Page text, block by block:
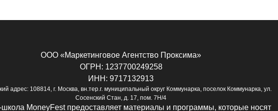
ООО «Маркетинговое Агентство Проксима»
ОГРН: 1237700249258
ИНН: 9717132913
адрес: 108814, г. Москва, вн.тер.г. муниципальный округ Коммунарка, поселок Коммунарка, ул.
Сосенский Стан, д. 17, пом. 7Н/4
MoneyFest предоставляет материалы и программы, которые носят